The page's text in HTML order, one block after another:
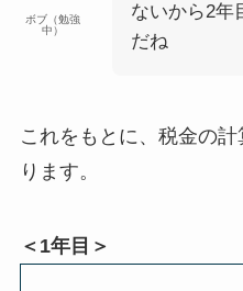
ボブ（勉強
中）
ないから2年
だね
これをもとに、 税金の計
ります。
＜1年目＞